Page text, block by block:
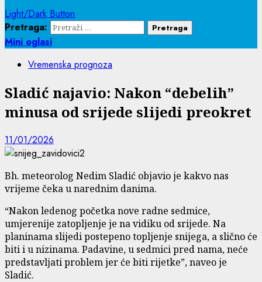
Light/Dark Button
Pretraga:
Mini oglasi
Vremenska prognoza
Sladić najavio: Nakon “debelih”
minusa od srijede slijedi preokret
11/01/2026
Bh. meteorolog Nedim Sladić objavio je kakvo nas
vrijeme čeka u narednim danima.
“Nakon ledenog početka nove radne sedmice,
umjerenije zatopljenje je na vidiku od srijede. Na
planinama slijedi postepeno topljenje snijega, a slično će
biti i u nizinama. Padavine, u sedmici pred nama, neće
predstavljati problem jer će biti rijetke”, naveo je
Sladić.